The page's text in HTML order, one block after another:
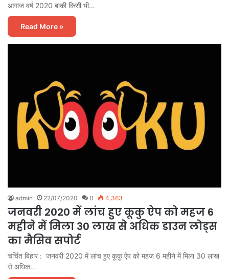
आगाज वर्ष 2020 बाकी किसी भी…
Read More »
admin 22/07/2020 0 4,363
जनवरी 2020 में लांच हुए कूकु ऐप को महज 6
महीने में मिला 30 लाख से अधिक डाउन लोड्स
का मैसिव सपोर्ट
चर्चित बिहार : जनवरी 2020 में लांच हुए कूकु ऐप को महज 6 महीने में मिला 30 लाख
से अधिक…